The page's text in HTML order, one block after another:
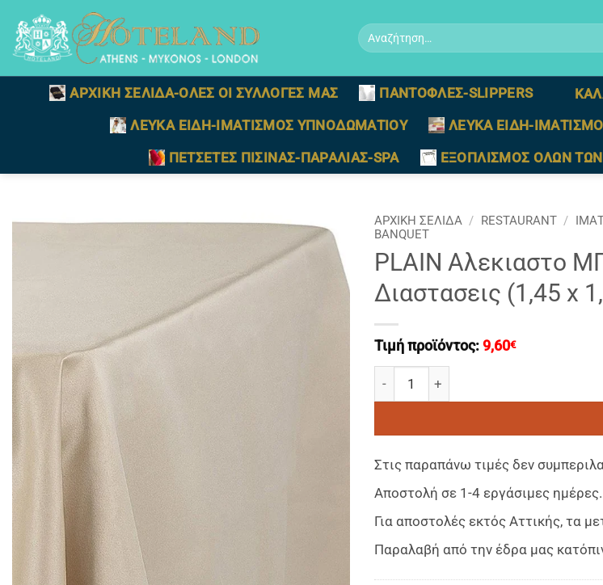
στο
περιεχόμενο
Αναζήτηση
για:
ΑΡΧΙΚΗ ΣΕΛΙΔΑ-ΟΛΕΣ ΟΙ ΣΥΛΛΟΓΕΣ ΜΑΣ ΠΑΝΤΟΦΛΕΣ-SLIPPERS
ΛΕΥΚΑ ΕΙΔΗ-ΙΜΑΤΙΣΜΟΣ ΥΠΝΟΔΩΜΑΤΙΟΥ
ΛΕΥΚΑ ΕΙΔΗ-
ΠΕΤΣΕΤΕΣ ΠΙΣΙΝΑΣ-ΠΑΡΑΛΙΑΣ-SPA
ΕΞΟΠΛΙΣΜΟΣ ΟΛΩΝ
ΑΡΧΙΚΉ ΣΕΛΊΔΑ / RESTAURANT /
BANQUET
PLAIN Αλεκιαστο
Διαστασεις (1,45 x
Τιμή προϊόντος: 9,60€
PLAIN Αλεκιαστο
Στις παραπάνω τιμές δεν
Αποστολή σε 1-4 εργάσιμες ημέρες.
Για αποστολές εκτός Αττικής, τα
Παραλαβή από την έδρα μας